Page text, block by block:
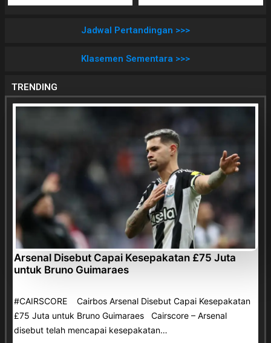
Jadwal Pertandingan >>>
Klasemen Sementara >>>
TRENDING
Arsenal Disebut Capai Kesepakatan £75 Juta
untuk Bruno Guimaraes
#CAIRSCORE Cairbos Arsenal Disebut Capai Kesepakatan
£75 Juta untuk Bruno Guimaraes Cairscore – Arsenal
disebut telah mencapai kesepakatan…